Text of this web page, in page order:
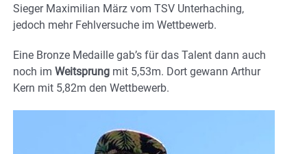
Sieger Maximilian März vom TSV Unterhaching,
jedoch mehr Fehlversuche im Wettbewerb.
Eine Bronze Medaille gab’s für das Talent dann auch
noch im Weitsprung mit 5,53m. Dort gewann Arthur
Kern mit 5,82m den Wettbewerb.